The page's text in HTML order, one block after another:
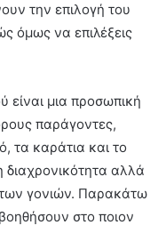
την επιλογή του
όμως να επιλέξεις
είναι μια προσωπική
παράγοντες,
τα καράτια και το
διαχρονικότητα αλλά
των γονιών. Παρακάτω
στο ποιον